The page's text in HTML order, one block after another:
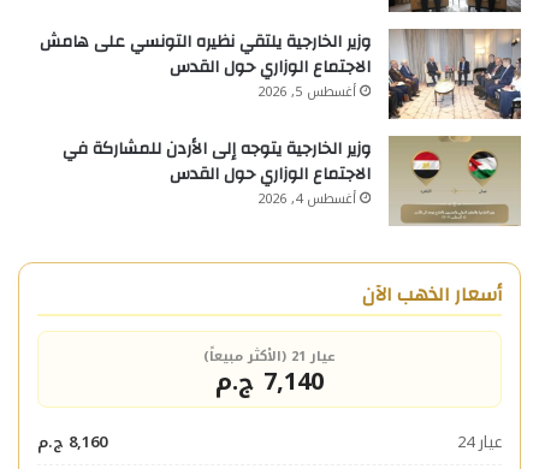
وزير الخارجية يلتقي نظيره التونسي على هامش
الاجتماع الوزاري حول القدس
أغسطس 5, 2026
وزير الخارجية يتوجه إلى الأردن للمشاركة في
الاجتماع الوزاري حول القدس
أغسطس 4, 2026
أسعار الذهب الآن
عيار 21 (الأكثر مبيعاً)
7,140 ج.م
عيار 24
8,160 ج.م